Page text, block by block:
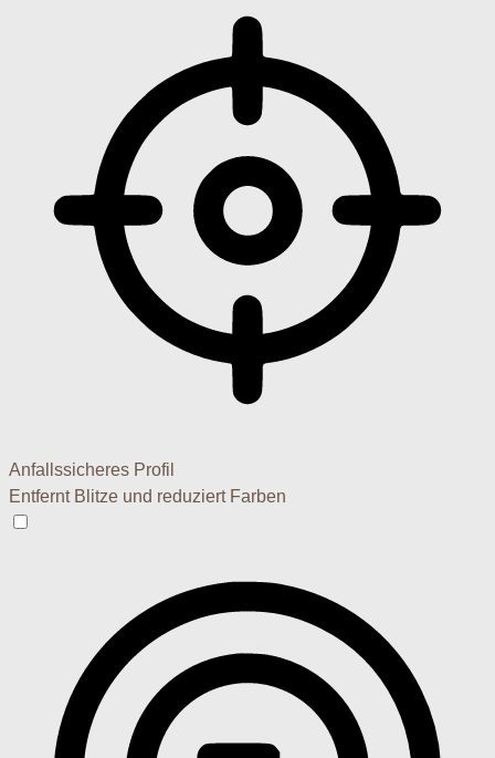
Anfallssicheres Profil
Entfernt Blitze und reduziert Farben